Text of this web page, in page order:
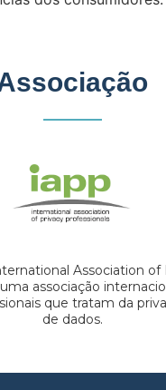
Association of
associação
que tratam da
de dados.